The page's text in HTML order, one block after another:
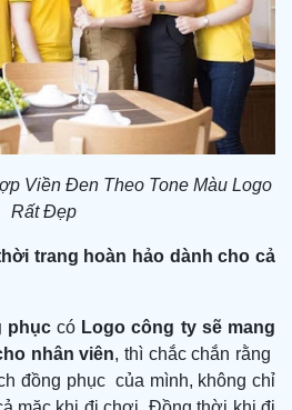
Viền Đen Theo Tone Màu Logo
Rất Đẹp
trang hoàn hảo dành cho cả
phụccó Logo công ty sẽ mang
nhân viên, thì chắc chắn rằng
đồng phục của mình, không chỉ